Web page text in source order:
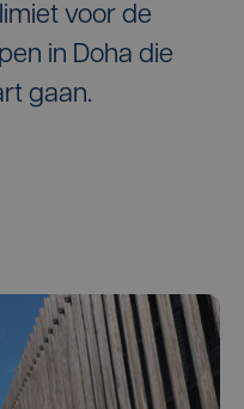
voor de
in Doha die
gaan.